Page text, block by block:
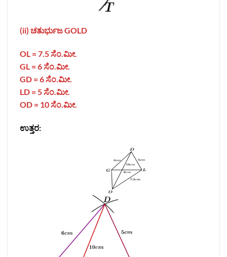
(ii) ಚತುರ್ಭುಜGOLD
OL = 7.5 ಸೆಂ.ಮೀ.
GL = 6 ಸೆಂ.ಮೀ.
GD = 6ಸೆಂ.ಮೀ.
LD = 5 ಸೆಂ.ಮೀ.
OD = 10 ಸೆಂ.ಮೀ.
ಉತ್ತರ: